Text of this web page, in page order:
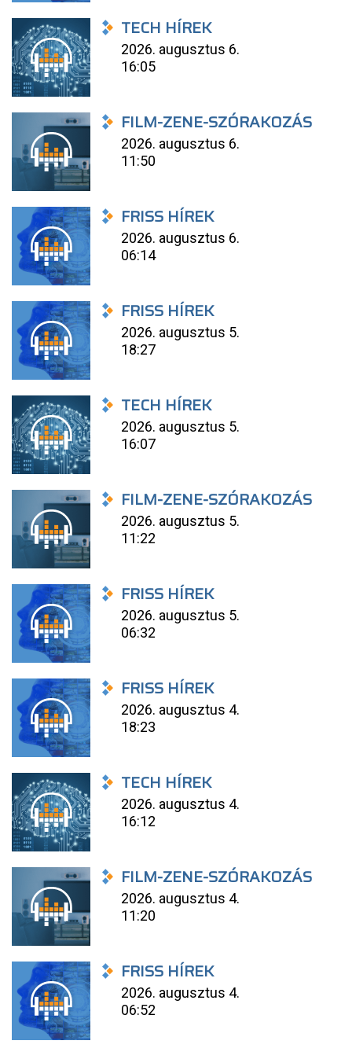
TECH HÍREK
2026. augusztus 6.
16:05
FILM-ZENE-SZÓRAKOZÁS
2026. augusztus 6.
11:50
FRISS HÍREK
2026. augusztus 6.
06:14
FRISS HÍREK
2026. augusztus 5.
18:27
TECH HÍREK
2026. augusztus 5.
16:07
FILM-ZENE-SZÓRAKOZÁS
2026. augusztus 5.
11:22
FRISS HÍREK
2026. augusztus 5.
06:32
FRISS HÍREK
2026. augusztus 4.
18:23
TECH HÍREK
2026. augusztus 4.
16:12
FILM-ZENE-SZÓRAKOZÁS
2026. augusztus 4.
11:20
FRISS HÍREK
2026. augusztus 4.
06:52